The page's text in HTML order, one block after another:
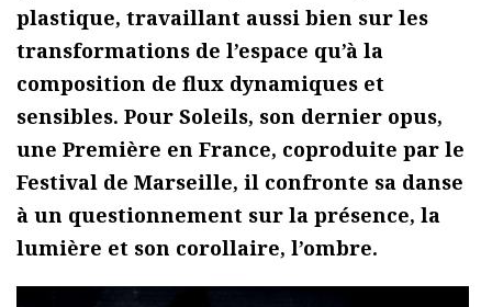
plastique, travaillant aussi bien sur les
transformations de l’espace qu’à la
composition de flux dynamiques et
sensibles. Pour Soleils, son dernier opus,
une Première en France, coproduite par le
Festival de Marseille, il confronte sa danse
à un questionnement sur la présence, la
lumière et son corollaire, l’ombre.